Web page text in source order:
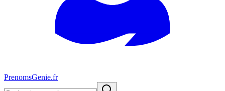
PrenomsGenie.fr